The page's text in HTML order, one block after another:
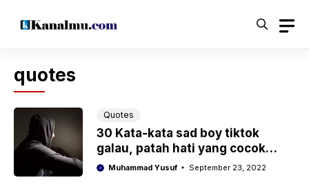
quotes
Quotes
30 Kata-kata sad boy tiktok
galau, patah hati yang cocok
untuk caption
Muhammad Yusuf September 23, 2022